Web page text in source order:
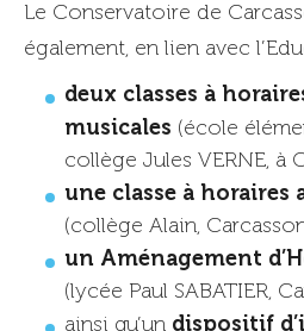
Le Conservatoire de
également, en lien avec
deux classes à
musicales (école
collège Jules VERNE, à
une classe à horaires
(collège Alain,
un Aménagement
(lycée Paul SABATIER,
ainsi qu’un dispositif